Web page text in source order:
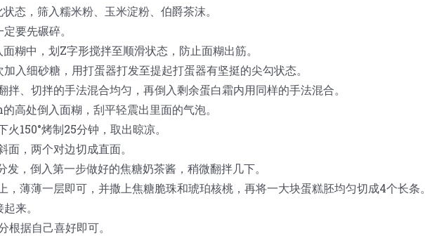
态，筛入糯米粉、玉米淀粉、伯爵茶沫。
要先碾碎。
糊中，划Z字形搅拌至顺滑状态，防止面糊出筋。
入细砂糖，用打蛋器打发至提起打蛋器有坚挺的尖勾状态。
拌、切拌的手法混合均匀，再倒入剩余蛋白霜内用同样的手法混合。
高处倒入面糊，刮平轻震出里面的气泡。
150°烤制25分钟，取出晾凉。
，两个对边切成直面。
，倒入第一步做好的焦糖奶茶酱，稍微翻拌几下。
，薄薄一层即可，并撒上焦糖脆珠和琥珀核桃，再将一大块蛋糕胚均匀切成4个长条。
来。
根据自己喜好即可。